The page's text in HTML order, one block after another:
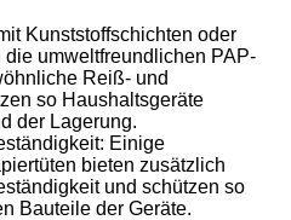
Kunststoffschichten oder
umweltfreundlichen PAP-
Reiß- und
so Haushaltsgeräte
der Lagerung.
Einige
bieten zusätzlich
und schützen so
Bauteile der Geräte.